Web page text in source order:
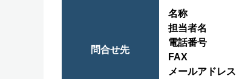
問合せ先
名称
担当者名
電話番号
FAX
メールアドレス